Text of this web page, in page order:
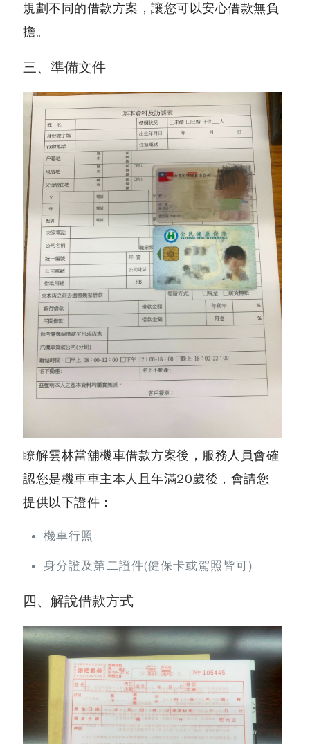
規劃不同的借款方案，讓您可以安心借款無負
擔。
三、準備文件
瞭解雲林當舖機車借款方案後，服務人員會確
認您是機車車主本人且年滿20歲後，會請您
提供以下證件：
機車行照
身分證及第二證件(健保卡或駕照皆可)
四、解說借款方式